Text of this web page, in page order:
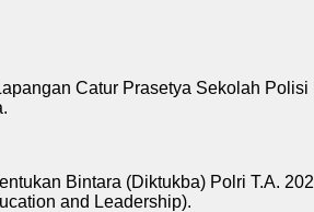
Catur Prasetya Sekolah
Bintara (Diktukba) Polri T.A.
and Leadership).